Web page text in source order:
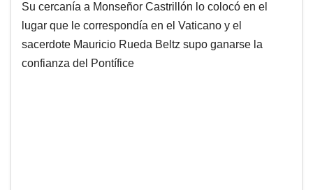
Su cercanía a Monseñor Castrillón lo colocó en el
lugar que le correspondía en el Vaticano y el
sacerdote Mauricio Rueda Beltz supo ganarse la
confianza del Pontífice